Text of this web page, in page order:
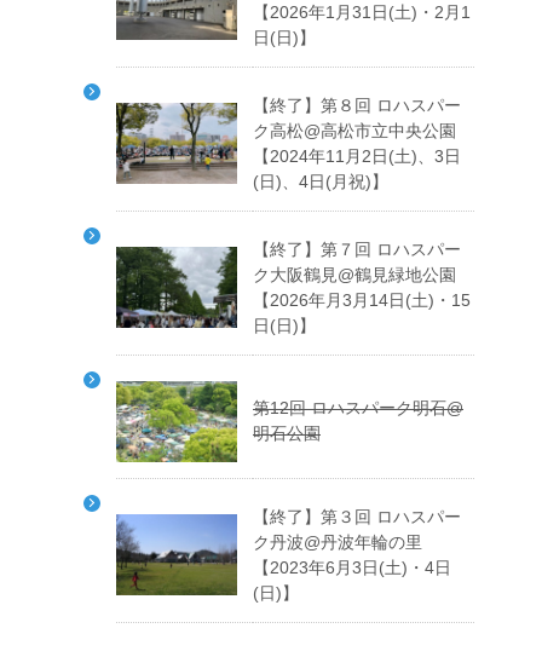
【2026年1月31日(土)・2月1
日(日)】
【終了】第８回 ロハスパー
ク高松@高松市立中央公園
【2024年11月2日(土)、3日
(日)、4日(月祝)】
【終了】第７回 ロハスパー
ク大阪鶴見@鶴見緑地公園
【2026年月3月14日(土)・15
日(日)】
第12回 ロハスパーク明石@
明石公園
【終了】第３回 ロハスパー
ク丹波@丹波年輪の里
【2023年6月3日(土)・4日
(日)】